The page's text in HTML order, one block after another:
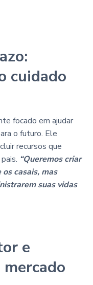
cuidado
focado em ajudar
o futuro. Ele
recursos que
“Queremos criar
casais, mas
suas vidas
e